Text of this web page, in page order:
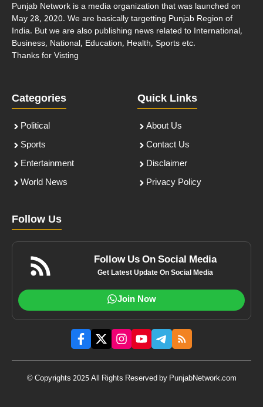
Punjab Network is a media organization that was launched on
May 28, 2020. We are basically targetting Punjab Region of
India. But we are also publishing news related to International,
Business, National, Education, Health, Sports etc.
Thanks for Visting
Categories
Political
Sports
Entertainment
World News
Quick Links
About Us
Contact Us
Disclaimer
Privacy Policy
Follow Us
Follow Us On Social Media
Get Latest Update On Social Media
Join Now
© Copyrights 2025 All Rights Reserved by PunjabNetwork.com